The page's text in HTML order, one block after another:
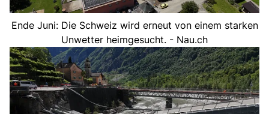
Ende Juni: Die Schweiz wird erneut von einem starken
Unwetter heimgesucht. - Nau.ch